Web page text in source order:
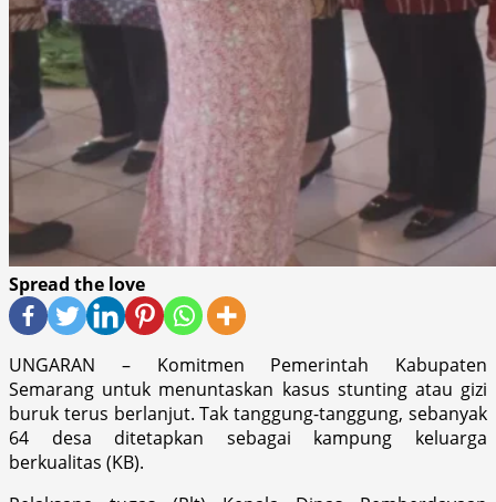
Spread the love
UNGARAN – Komitmen Pemerintah Kabupaten
Semarang untuk menuntaskan kasus stunting atau gizi
buruk terus berlanjut. Tak tanggung-tanggung, sebanyak
64 desa ditetapkan sebagai kampung keluarga
berkualitas (KB).